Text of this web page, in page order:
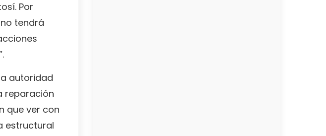
Por
tendrá
autoridad
reparación
que ver con
estructural